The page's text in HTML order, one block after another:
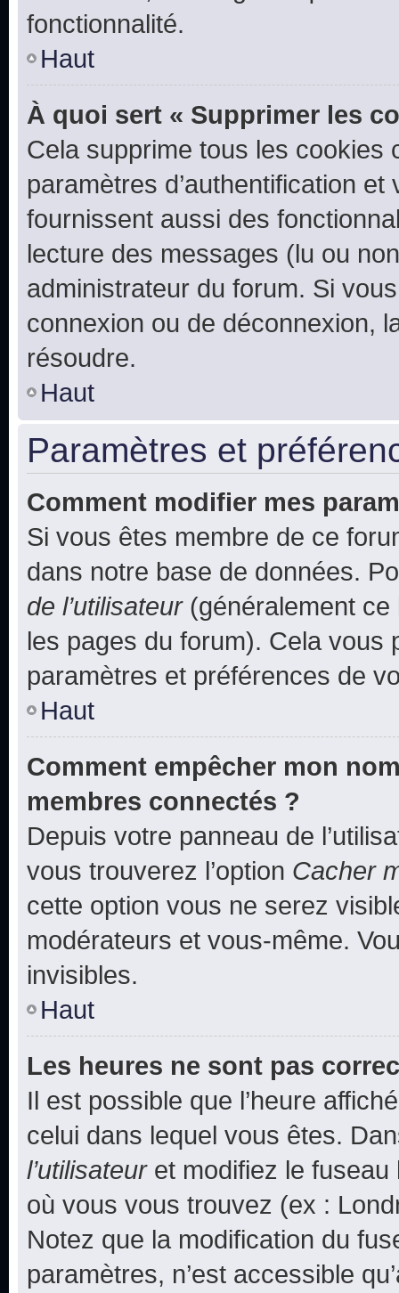
fonctionnalité.
Haut
À quoi sert « Supprimer les
Cela supprime tous les cookies
paramètres d’authentification
fournissent aussi des
lecture des messages (lu ou
administrateur du forum. Si
connexion ou de déconnexion,
résoudre.
Haut
Paramètres et
Comment modifier mes
Si vous êtes membre de ce
dans notre base de données.
de l’utilisateur(généralement ce
les pages du forum). Cela vous
paramètres et préférences de
Haut
Comment empêcher mon
membres connectés ?
Depuis votre panneau de
vous trouverez l’option Cacher
cette option vous ne serez
modérateurs et vous-même.
invisibles.
Haut
Les heures ne sont pas
Il est possible que l’heure
celui dans lequel vous êtes.
l’utilisateuret modifiez le fuseau
où vous vous trouvez (ex :
Notez que la modification du
paramètres, n’est accessible